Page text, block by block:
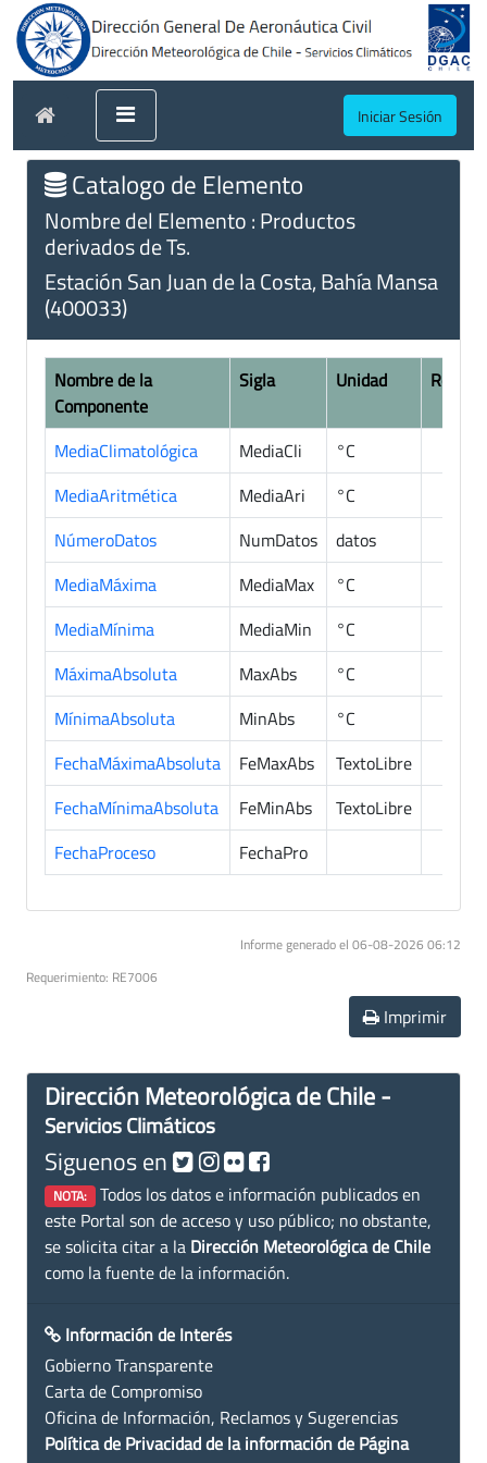
Iniciar Sesión
Catalogo de Elemento
Nombre del Elemento : Productos
derivados de Ts.
Estación San Juan de la Costa, Bahía Mansa
(400033)
Nombre de la
Componente
Sigla Unidad
MediaClimatológica MediaCli
°C
MediaAritmética
MediaAri
°C
NúmeroDatos
NumDatos
datos
MediaMáxima
MediaMax
°C
MediaMínima
MediaMin
°C
MáximaAbsoluta
MaxAbs
°C
MínimaAbsoluta
MinAbs
°C
FechaMáximaAbsoluta
FeMaxAbs
TextoLibre
FechaMínimaAbsoluta
FeMinAbs
TextoLibre
FechaProceso
FechaPro
Informe generado el 06-08-2026 06:12
Requerimiento: RE7006
Imprimir
Dirección Meteorológica de Chile -
Servicios Climáticos
Siguenos en
NOTA: Todos los datos e información publicados en
este Portal son de acceso y uso público; no obstante,
se solicita citar a la Dirección Meteorológica de Chile
como la fuente de la información.
Información de Interés
Gobierno Transparente
Carta de Compromiso
Oficina de Información, Reclamos y Sugerencias
Política de Privacidad de la información de Página